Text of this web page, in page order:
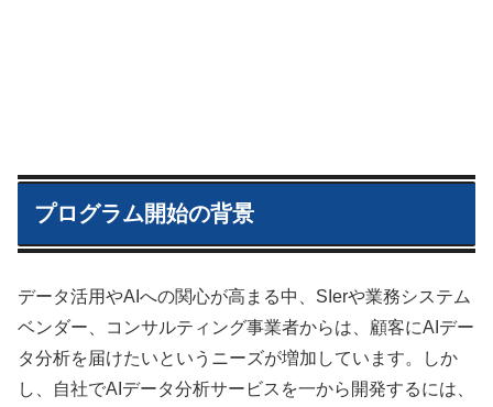
プログラム開始の背景
データ活用やAIへの関心が高まる中、SIerや業務システム
ベンダー、コンサルティング事業者からは、顧客にAIデー
タ分析を届けたいというニーズが増加しています。しか
し、自社でAIデータ分析サービスを一から開発するには、